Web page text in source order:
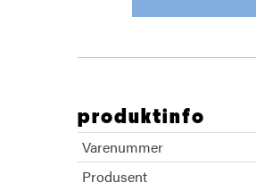
produktinfo
Varenummer
Produsent